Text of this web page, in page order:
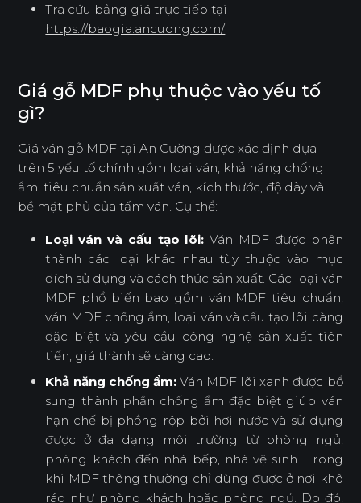
Tra cứu bảng giá trực tiếp tại
https://baogia.ancuong.com/
Giá gỗ MDF phụ thuộc vào yếu tố
gì?
Giá ván gỗ MDF tại An Cường được xác định dựa
trên 5 yếu tố chính gồm loại ván, khả năng chống
ẩm, tiêu chuẩn sản xuất ván, kích thước, độ dày và
bề mặt phủ của tấm ván. Cụ thể:
Loại ván và cấu tạo lõi:Ván MDF được phân
thành các loại khác nhau tùy thuộc vào mục
đích sử dụng và cách thức sản xuất. Các loại ván
MDF phổ biến bao gồm ván MDF tiêu chuẩn,
ván MDF chống ẩm, loại ván và cấu tạo lõi càng
đặc biệt và yêu cầu công nghệ sản xuất tiên
tiến, giá thành sẽ càng cao.
Khả năng chống ẩm: Ván MDF lõi xanh được bổ
sung thành phần chống ẩm đặc biệt giúp ván
hạn chế bị phồng rộp bởi hơi nước và sử dụng
được ở đa dạng môi trường từ phòng ngủ,
phòng khách đến nhà bếp, nhà vệ sinh. Trong
khi MDF thông thường chỉ dùng được ở nơi khô
ráo như phòng khách hoặc phòng ngủ. Do đó,